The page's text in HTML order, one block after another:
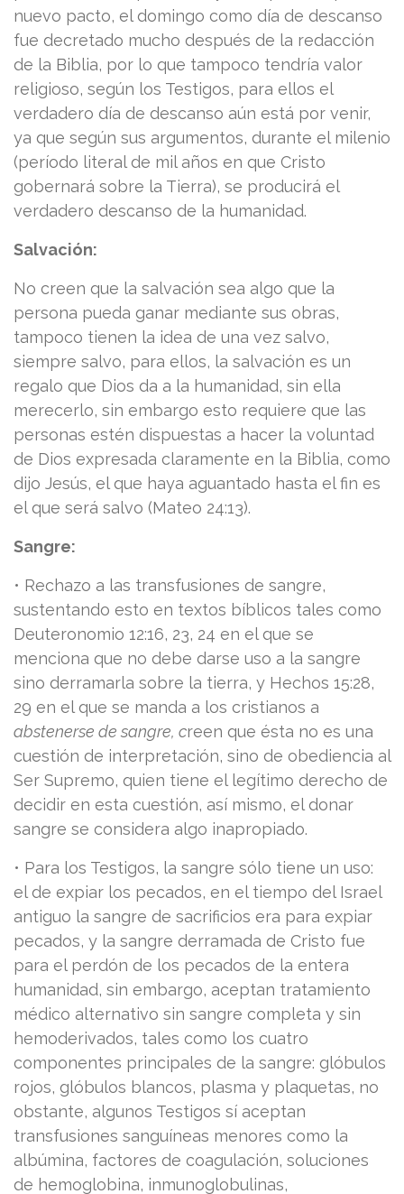
nuevo pacto, el domingo como día de descanso
fue decretado mucho después de la redacción
de la Biblia, por lo que tampoco tendría valor
religioso, según los Testigos, para ellos el
verdadero día de descanso aún está por venir,
ya que según sus argumentos, durante el milenio
(período literal de mil años en que Cristo
gobernará sobre la Tierra), se producirá el
verdadero descanso de la humanidad.
Salvación:
No creen que la salvación sea algo que la
persona pueda ganar mediante sus obras,
tampoco tienen la idea de una vez salvo,
siempre salvo, para ellos, la salvación es un
regalo que Dios da a la humanidad, sin ella
merecerlo, sin embargo esto requiere que las
personas estén dispuestas a hacer la voluntad
de Dios expresada claramente en la Biblia, como
dijo Jesús, el que haya aguantado hasta el fin es
el que será salvo (Mateo 24:13).
Sangre:
• Rechazo a las transfusiones de sangre,
sustentando esto en textos bíblicos tales como
Deuteronomio 12:16, 23, 24 en el que se
menciona que no debe darse uso a la sangre
sino derramarla sobre la tierra, y Hechos 15:28,
29 en el que se manda a los cristianos a
abstenerse de sangre, creen que ésta no es una
cuestión de interpretación, sino de obediencia al
Ser Supremo, quien tiene el legítimo derecho de
decidir en esta cuestión, así mismo, el donar
sangre se considera algo inapropiado.
• Para los Testigos, la sangre sólo tiene un uso:
el de expiar los pecados, en el tiempo del Israel
antiguo la sangre de sacrificios era para expiar
pecados, y la sangre derramada de Cristo fue
para el perdón de los pecados de la entera
humanidad, sin embargo, aceptan tratamiento
médico alternativo sin sangre completa y sin
hemoderivados, tales como los cuatro
componentes principales de la sangre: glóbulos
rojos, glóbulos blancos, plasma y plaquetas, no
obstante, algunos Testigos sí aceptan
transfusiones sanguíneas menores como la
albúmina, factores de coagulación, soluciones
de hemoglobina, inmunoglobulinas,